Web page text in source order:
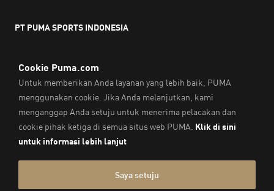
PT PUMA SPORTS INDONESIA
Email:service@sea.puma.com
Telepon:
+622130942720
DIREKTORAT JENDERAL PERLINDUNGAN KONSUMEN DAN
TERTIB NIAGA
KEMENTERIAN PERDAGANGAN
REPUBLIK INDONESIA | Telepon: 0853-1111-1010